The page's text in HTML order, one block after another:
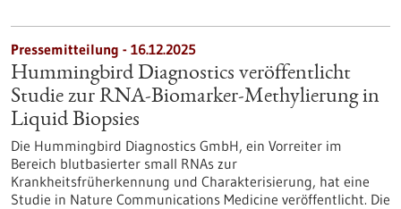
Pressemitteilung - 16.12.2025
Hummingbird Diagnostics veröffentlicht
Studie zur RNA-Biomarker-Methylierung in
Liquid Biopsies
Die Hummingbird Diagnostics GmbH, ein Vorreiter im
Bereich blutbasierter small RNAs zur
Krankheitsfrüherkennung und Charakterisierung, hat eine
Studie in Nature Communications Medicine veröffentlicht. Die